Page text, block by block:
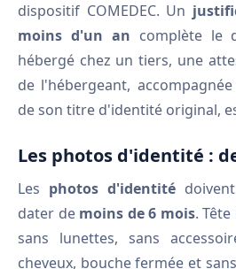
dispositif COMEDEC. Un
moins d'un an complète le
hébergé chez un tiers, une
de l'hébergeant,
de son titre d'identité original,
Les photos d'identité :
Les photos d'identité
dater de moins de 6 mois.
sans lunettes, sans
cheveux, bouche fermée et